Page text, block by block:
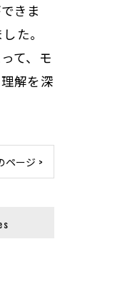
きま
た。
て、モ
解を深
ページ >